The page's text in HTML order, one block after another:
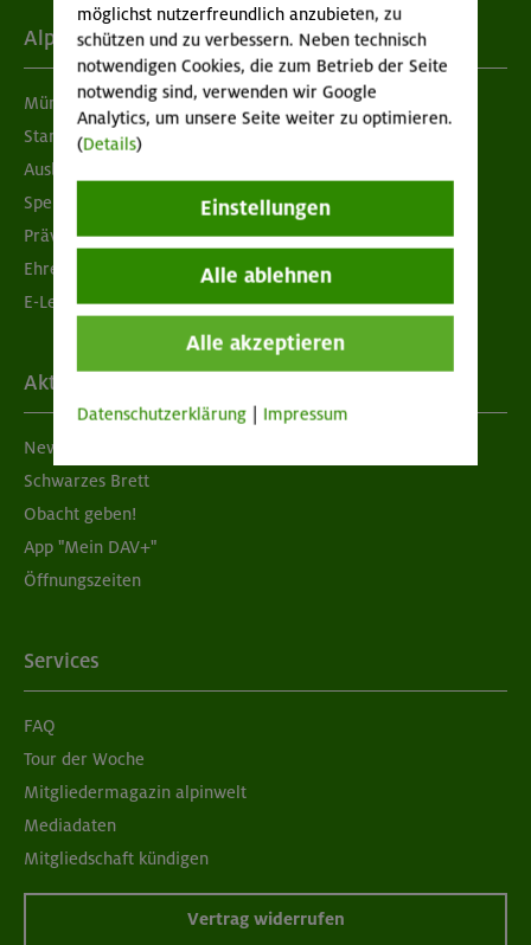
Alpenverein
München & Oberland
Standorte
Ausbildung & Jobs
Spenden
Prävention sexualisierter Gewalt
Ehrenamtsbörse
E-Learning
Aktuelles
Newsletter
Schwarzes Brett
Obacht geben!
App "Mein DAV+"
Öffnungszeiten
Services
FAQ
Tour der Woche
Mitgliedermagazin alpinwelt
Mediadaten
Mitgliedschaft kündigen
Vertrag widerrufen
möglichst nutzerfreundlich anzubieten, zu
schützen und zu verbessern. Neben technisch
notwendigen Cookies, die zum Betrieb der Seite
notwendig sind, verwenden wir Google
Analytics, um unsere Seite weiter zu optimieren.
(Details)
Einstellungen
Alle ablehnen
Alle akzeptieren
Datenschutzerklärung Impressum